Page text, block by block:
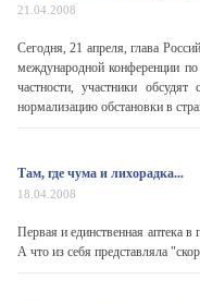
21.04.2008
Сегодня, 21 апреля, глава
международной конференции
частности, участники обсудят
нормализацию обстановки в
Там, где чума и лихорадка...
18.04.2008
Первая и единственная аптека
А что из себя представляла